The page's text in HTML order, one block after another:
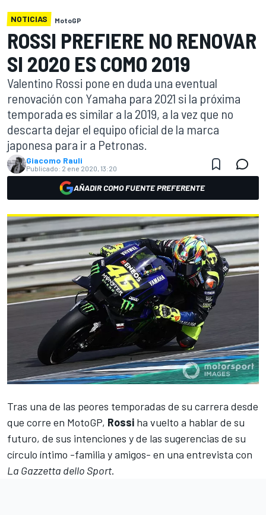
NOTICIAS MotoGP
ROSSI PREFIERE NO RENOVAR
SI 2020 ES COMO 2019
Valentino Rossi pone en duda una eventual
renovación con Yamaha para 2021 si la próxima
temporada es similar a la 2019, a la vez que no
descarta dejar el equipo oficial de la marca
japonesa para ir a Petronas.
Giacomo Rauli
Publicado: 2 ene 2020, 13:20
AÑADIR COMO FUENTE PREFERENTE
Tras una de las peores temporadas de su carrera desde
que corre en MotoGP, Rossi ha vuelto a hablar de su
futuro, de sus intenciones y de las sugerencias de su
círculo íntimo -familia y amigos- en una entrevista con
La Gazzetta dello Sport.